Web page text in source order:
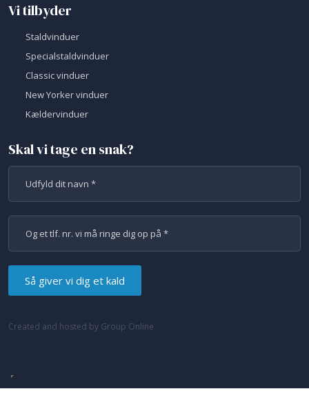
Vi tilbyder
​Staldvinduer​
​​Specialstaldvinduer​
​Classic vinduer​
​New Yorker vinduer​
​Kældervinduer​
Skal vi tage en snak?
Created and hosted by Group Online